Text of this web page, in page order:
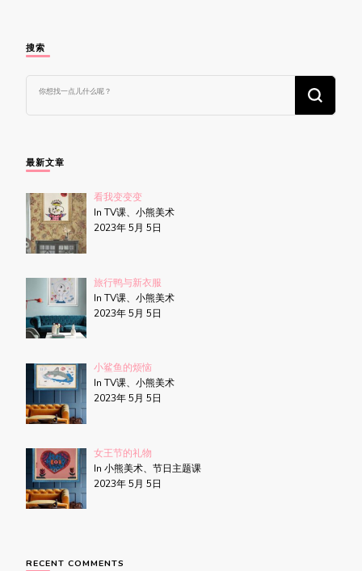
搜索
么
吗?
最新文章
看我变变变
In TV课、小熊美术
2023年 5月 5日
旅行鸭与新衣服
In TV课、小熊美术
2023年 5月 5日
小鲨鱼的烦恼
In TV课、小熊美术
2023年 5月 5日
女王节的礼物
In 小熊美术、节日主题课
2023年 5月 5日
RECENT COMMENTS